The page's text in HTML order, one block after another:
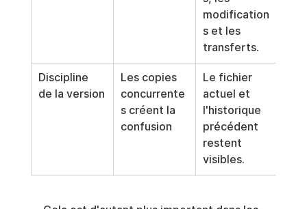
modification
s et les
transferts.
Discipline
de la version
Les copies
concurrente
s créent la
confusion
Le fichier
actuel et
l'historique
précédent
restent
visibles.